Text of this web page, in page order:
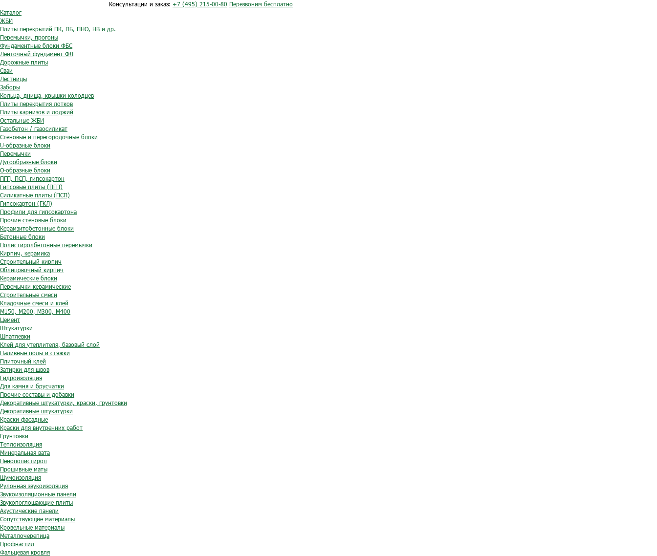
Консультации и заказ: +7 (495) 215-00-80 Перезвоним бесплатно
Каталог
ЖБИ
Плиты перекрытий ПК, ПБ, ПНО, НВ и др.
Перемычки, прогоны
Фундаментные блоки ФБС
Ленточный фундамент ФЛ
Дорожные плиты
Сваи
Лестницы
Заборы
Кольца, днища, крышки колодцев
Плиты перекрытия лотков
Плиты карнизов и лоджий
Остальные ЖБИ
Газобетон / газосиликат
Стеновые и перегородочные блоки
U-образные блоки
Перемычки
Дугообразные блоки
O-образные блоки
ПГП, ПСП, гипсокартон
Гипсовые плиты (ПГП)
Силикатные плиты (ПСП)
Гипсокартон (ГКЛ)
Профили для гипсокартона
Прочие стеновые блоки
Керамзитобетонные блоки
Бетонные блоки
Полистиролбетонные перемычки
Кирпич, керамика
Строительный кирпич
Облицовочный кирпич
Керамические блоки
Перемычки керамические
Строительные смеси
Кладочные смеси и клей
М150, М200, М300, М400
Цемент
Штукатурки
Шпатлевки
Клей для утеплителя, базовый слой
Наливные полы и стяжки
Плиточный клей
Затирки для швов
Гидроизоляция
Для камня и брусчатки
Прочие составы и добавки
Декоративные штукатурки, краски, грунтовки
Декоративные штукатурки
Краски фасадные
Краски для внутренних работ
Грунтовки
Теплоизоляция
Минеральная вата
Пенополистирол
Прошивные маты
Шумоизоляция
Рулонная звукоизоляция
Звукоизоляционные панели
Звукопоглощающие плиты
Акустические панели
Сопутствующие материалы
Кровельные материалы
Металлочерепица
Профнастил
Фальцевая кровля